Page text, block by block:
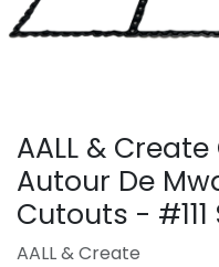
AALL &
Autour De
Cutouts -
AALL & Create